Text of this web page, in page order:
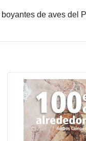
de aves del